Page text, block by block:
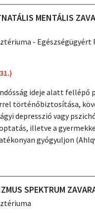
MENTÁLIS
-
ideje alatt fellépő
történőbiztosítása,
depresszió vagy
illetve a
gyógyuljon
SPEKTRUM